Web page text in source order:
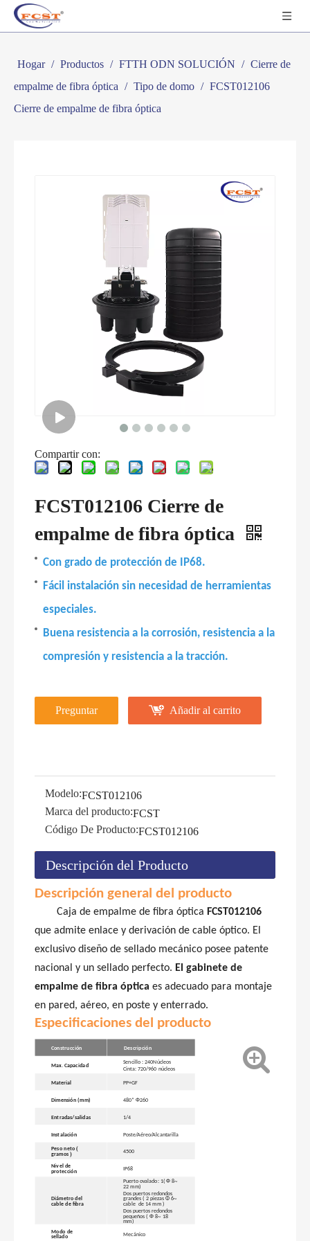
Hogar / Productos / FTTH ODN SOLUCIÓN / Cierre de
empalme de fibra óptica / Tipo de domo / FCST012106
Cierre de empalme de fibra óptica
Compartir con:
FCST012106 Cierre de
empalme de fibra óptica
Con grado de protección de IP68.
Fácil instalación sin necesidad de herramientas
especiales.
Buena resistencia a la corrosión, resistencia a la
compresión y resistencia a la tracción.
Preguntar Añadir al carrito
Modelo:FCST012106
Marca del producto:FCST
Código De Producto:FCST012106
Descripción del Producto
Descripción general del producto
Caja de empalme de fibra óptica FCST012106
que admite enlace y derivación de cable óptico. El
exclusivo diseño de sellado mecánico posee patente
nacional y un sellado perfecto. El gabinete de
empalme de fibra óptica es adecuado para montaje
en pared, aéreo, en poste y enterrado.
Especificaciones del producto
Construcción Descripción
Max. Capacidad
Sencillo:240Núcleos
Cinta:720/960 núcleos
Material PP+GF
Dimensión (mm) 480*Φ260
Entradas/salidas 1/4
Instalación Poste/Aéreo/Alcantarilla
Peso neto(
gramos) 4500
Nivel de
protección
IP68
Diámetro del
cable de fibra
Puerto ovalado: 1(Φ8~
22 mm)
Dos puertos redondos
grandes ( 2 piezasΦ6~
cable de 14 mm)
Dos puertos redondos
pequeños ( Φ 8~ 18
mm)
Modo de
sellado Mecánico